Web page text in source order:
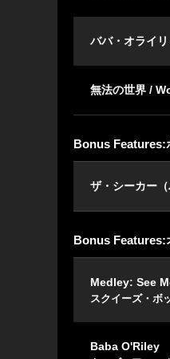
ババ・オライ
無法の世界 /
Bonus Features:
ザ・シーカー
Bonus Features:
Medley: See
スクイーズ・ボ
Baba O'Riley